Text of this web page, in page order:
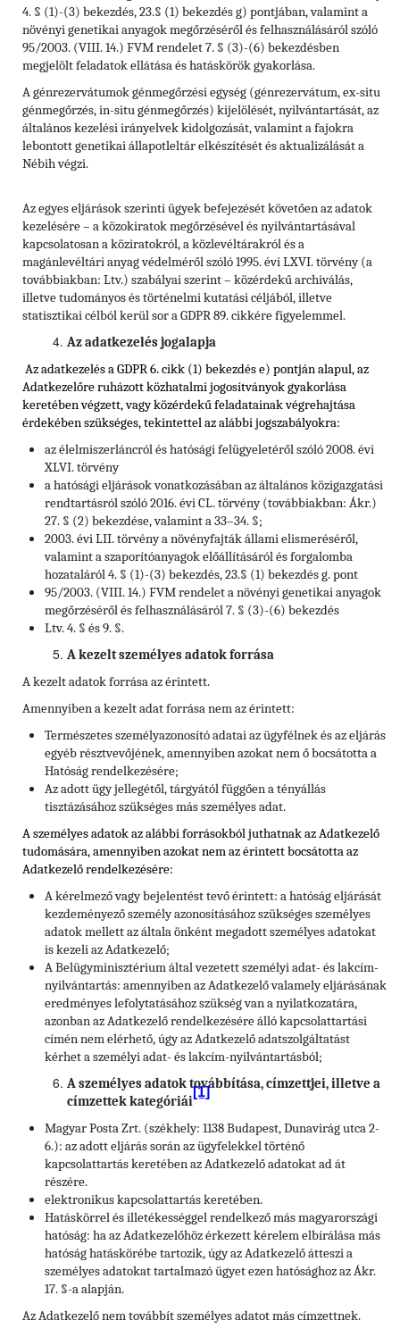
4. § (1)-(3) bekezdés, 23.§ (1) bekezdés g) pontjában, valamint a
növényi genetikai anyagok megőrzéséről és felhasználásáról szóló
95/2003. (VIII. 14.) FVM rendelet 7. § (3)-(6) bekezdésben
megjelölt feladatok ellátása és hatáskörök gyakorlása.
A génrezervátumok génmegőrzési egység (génrezervátum, ex-situ
génmegőrzés, in-situ génmegőrzés) kijelölését, nyilvántartását, az
általános kezelési irányelvek kidolgozását, valamint a fajokra
lebontott genetikai állapotleltár elkészítését és aktualizálását a
Nébih végzi.
Az egyes eljárások szerinti ügyek befejezését követően az adatok
kezelésére – a közokiratok megőrzésével és nyilvántartásával
kapcsolatosan a köziratokról, a közlevéltárakról és a
magánlevéltári anyag védelméről szóló 1995. évi LXVI. törvény (a
továbbiakban: Ltv.) szabályai szerint – közérdekű archiválás,
illetve tudományos és történelmi kutatási céljából, illetve
statisztikai célból kerül sor a GDPR 89. cikkére figyelemmel.
Az adatkezelés jogalapja
Az adatkezelés a GDPR 6. cikk (1) bekezdés e) pontján alapul, az
Adatkezelőre ruházott közhatalmi jogosítványok gyakorlása
keretében végzett, vagy közérdekű feladatainak végrehajtása
érdekében szükséges, tekintettelaz alábbi jogszabályokra:
az élelmiszerláncról és hatósági felügyeletéről szóló 2008. évi
XLVI. törvény
a hatósági eljárások vonatkozásában az általános közigazgatási
rendtartásról szóló 2016. évi CL. törvény (továbbiakban: Ákr.)
27. § (2) bekezdése, valamint a 33–34. §;
2003. évi LII. törvény a növényfajták állami elismeréséről,
valamint a szaporítóanyagok előállításáról és forgalomba
hozataláról 4. § (1)-(3) bekezdés, 23.§ (1) bekezdés g. pont
95/2003. (VIII. 14.) FVM rendelet a növényi genetikai anyagok
megőrzéséről és felhasználásáról 7. § (3)-(6) bekezdés
Ltv. 4. § és 9. §.
A kezelt személyes adatok forrása
A kezelt adatok forrása az érintett.
Amennyiben a kezelt adat forrása nem az érintett:
Természetes személyazonosító adatai az ügyfélnek és az eljárás
egyéb résztvevőjének, amennyiben azokat nem ő bocsátotta a
Hatóság rendelkezésére;
Az adott ügy jellegétől, tárgyától függően a tényállás
tisztázásához szükséges más személyes adat.
A személyes adatok az alábbi forrásokból juthatnak az Adatkezelő
tudomására, amennyiben azokat nem az érintett bocsátotta az
Adatkezelő rendelkezésére:
A kérelmező vagy bejelentést tevő érintett: a hatóság eljárását
kezdeményező személy azonosításához szükséges személyes
adatok mellett az általa önként megadott személyes adatokat
is kezeli az Adatkezelő;
A Belügyminisztérium által vezetett személyi adat- és lakcím-
nyilvántartás: amennyiben az Adatkezelő valamely eljárásának
eredményes lefolytatásához szükség van a nyilatkozatára,
azonban az Adatkezelő rendelkezésére álló kapcsolattartási
címén nem elérhető, úgy az Adatkezelő adatszolgáltatást
kérhet a személyi adat- és lakcím-nyilvántartásból;
A személyes adatok továbbítása, címzettjei, illetve a
címzettek kategóriái
[1]
Magyar Posta Zrt. (székhely: 1138 Budapest, Dunavirág utca 2-
6.): az adott eljárás során az ügyfelekkel történő
kapcsolattartás keretében az Adatkezelő adatokat ad át
részére.
elektronikus kapcsolattartás keretében.
Hatáskörrel és illetékességgel rendelkező más magyarországi
hatóság: ha az Adatkezelőhöz érkezett kérelem elbírálása más
hatóság hatáskörébe tartozik, úgy az Adatkezelő átteszi a
személyes adatokat tartalmazó ügyet ezen hatósághoz az Ákr.
17. §-a alapján.
Az Adatkezelő nem továbbít személyes adatot más címzettnek.